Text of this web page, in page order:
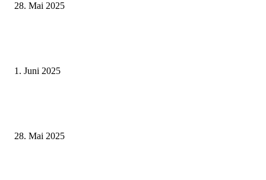
28. Mai 2025
1. Juni 2025
28. Mai 2025